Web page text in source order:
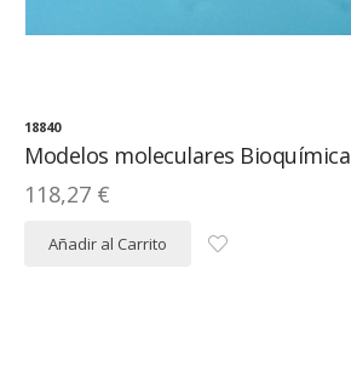
18840
Modelos moleculares Bioquímica
118,27 €
Añadir al Carrito